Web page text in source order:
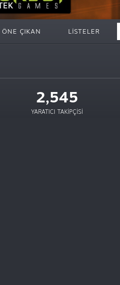
ÖNE ÇIKAN LISTELER
2,545
YARATICI TAKIPÇISI